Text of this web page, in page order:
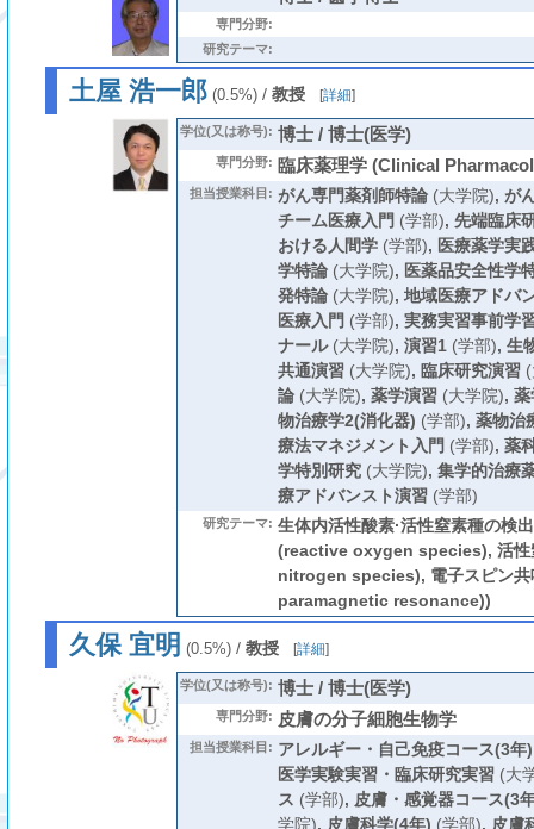
専門分野:
研究テーマ:
土屋 浩一郎(0.5%)/ 教授 [詳細]
学位(又は称号): 博士 / 博士(医学)
専門分野: 臨床薬理学 (Clinical
担当授業科目: がん専門薬剤師特論(大学院), が
チーム医療入門 (学部), 先端臨床
おける人間学(学部), 医療薬学実
学特論(大学院), 医薬品安全性学
発特論(大学院), 地域医療アドバ
医療入門 (学部), 実務実習事前学
ナール(大学院), 演習1(学部), 生
共通演習(大学院), 臨床研究演習(
論(大学院), 薬学演習(大学院), 薬
物治療学2(消化器) (学部), 薬物治
療法マネジメント入門 (学部), 薬
学特別研究(大学院), 集学的治療
療アドバンスト演習(学部)
研究テーマ: 生体内活性酸素·活性窒素種の検
(reactive oxygen species), 活性
nitrogen species), 電子スピン
paramagnetic resonance))
久保 宜明 (0.5%)/ 教授 [詳細]
学位(又は称号): 博士 / 博士(医学)
専門分野: 皮膚の分子細胞生物学
担当授業科目: アレルギー・自己免疫コース(3年)
医学実験実習・臨床研究実習(大
ス (学部), 皮膚・感覚器コース(3
学院), 皮膚科学(4年) (学部), 皮膚